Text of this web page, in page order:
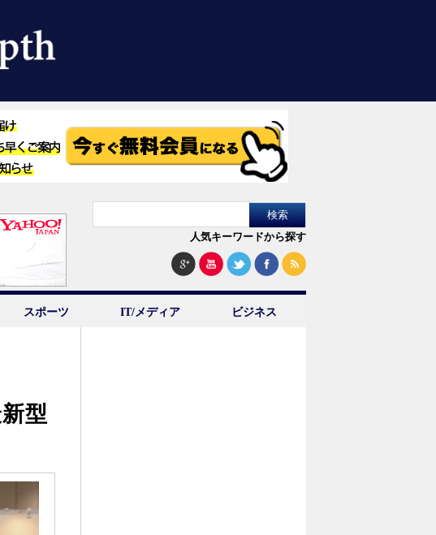
人気キーワードから探す
スポーツ IT/メディア ビジネス
型